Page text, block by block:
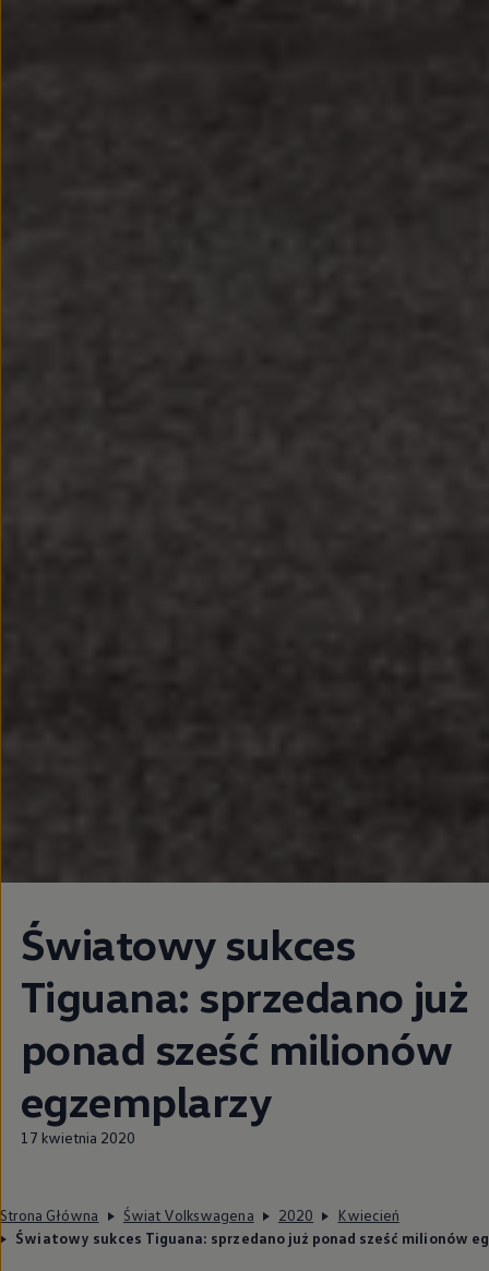
Światowy sukces
Tiguana: sprzedano już
ponad sześć milionów
egzemplarzy
17 kwietnia 2020
Strona Główna Świat Volkswagena 2020
Kwiecień
Światowy sukces Tiguana: sprzedano już ponad sześć milionów